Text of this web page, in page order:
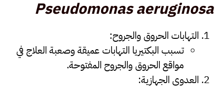
Pseudomonas aeruginosa
التهابات الحروق والجروح:
تسبب البكتيريا التهابات عميقة وصعبة العلاج في
مواقع الحروق والجروح المفتوحة.
العدوى الجهازية: